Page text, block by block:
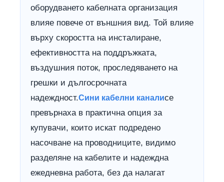
оборудването кабелната организация
влияе повече от външния вид. Той влияе
върху скоростта на инсталиране,
ефективността на поддръжката,
въздушния поток, проследяването на
грешки и дългосрочната
надеждност.Сини кабелни каналисе
превърнаха в практична опция за
купувачи, които искат подредено
насочване на проводниците, видимо
разделяне на кабелите и надеждна
ежедневна работа, без да налагат